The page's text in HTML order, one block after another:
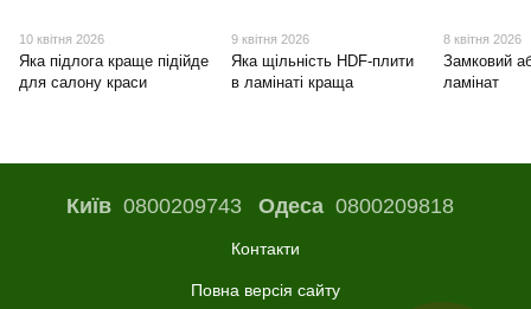
10 квітня 2026
Яка підлога краще підійде
для салону краси
9 квітня 2026
Яка щільність HDF-плити
в ламінаті краща
8 квітня 2026
Замковий
ламінат
Київ0800209743 Одеса0800209818
Контакти
Повна версія сайту